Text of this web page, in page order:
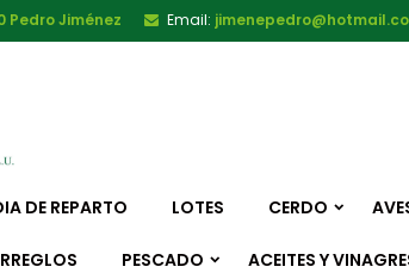
Pedro Jiménez Email:
DE REPARTO LOTES CERDO
PESCADO ACEITES Y